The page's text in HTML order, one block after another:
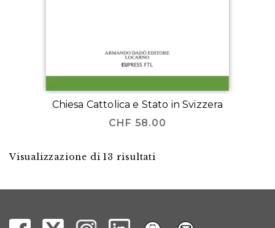
Chiesa Cattolica e Stato in Svizzera
CHF 58.00
Visualizzazione di 13 risultati